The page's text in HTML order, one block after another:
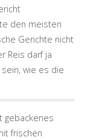
den meisten
Gerichte nicht
Reis darf ja
wie es die
gebackenes
frischen